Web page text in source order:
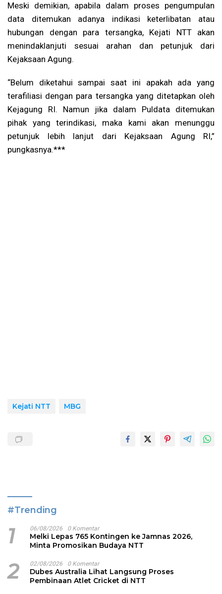
Meski demikian, apabila dalam proses pengumpulan
data ditemukan adanya indikasi keterlibatan atau
hubungan dengan para tersangka, Kejati NTT akan
menindaklanjuti sesuai arahan dan petunjuk dari
Kejaksaan Agung.
“Belum diketahui sampai saat ini apakah ada yang
terafiliasi dengan para tersangka yang ditetapkan oleh
Kejagung RI. Namun jika dalam Puldata ditemukan
pihak yang terindikasi, maka kami akan menunggu
petunjuk lebih lanjut dari Kejaksaan Agung RI,”
pungkasnya.***
Kejati NTT MBG
#Trending
1 06/08/2026 0 Komentar
Melki Lepas 765 Kontingen ke Jamnas 2026,
Minta Promosikan Budaya NTT
2 02/08/2026 0 Komentar
Dubes Australia Lihat Langsung Proses
Pembinaan Atlet Cricket di NTT